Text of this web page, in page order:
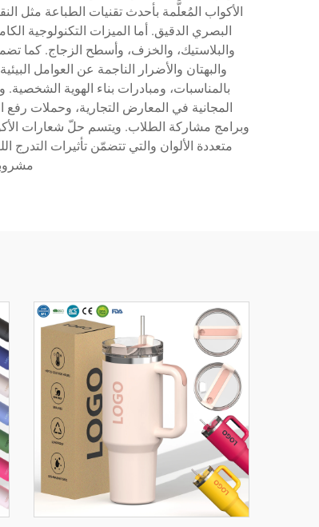
الأكواب المُعلَّمة بأحدث تقنيات الطباعة مثل
البصري الدقيق. أما الميزات التكنولوجية
والبلاستيك، والخزف، وأسطح الزجاج. كما
والبهتان والأضرار الناجمة عن العوامل
بالمناسبات، ومبادرات بناء الهوية
المجانية في المعارض التجارية، وحملات رفع
وبرامج مشاركة الطلاب. ويتسم حلّ شعارات
متعددة الألوان والتي تتضمّن تأثيرات